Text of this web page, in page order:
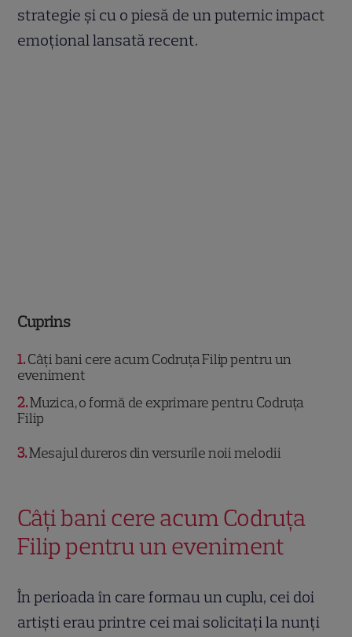
strategie și cu o piesă de un puternic impact
emoțional lansată recent.
Cuprins
1 Câți bani cere acum Codruța Filip pentru un
eveniment
2 Muzica, o formă de exprimare pentru Codruța
Filip
3 Mesajul dureros din versurile noii melodii
Câți bani cere acum Codruța
Filip pentru un eveniment
În perioada în care formau un cuplu, cei doi
artiști erau printre cei mai solicitați la nunți